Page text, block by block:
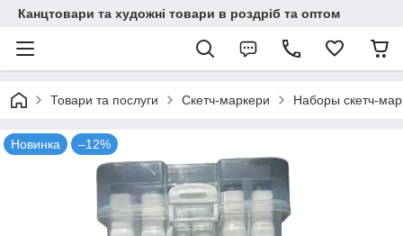
Канцтовари та художні товари в роздріб та оптом
Товари та послуги Скетч-маркери Наборы скетч-
Новинка –12%